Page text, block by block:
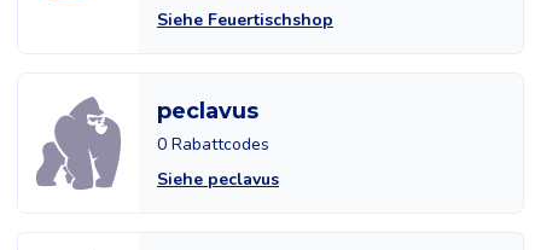
Siehe Feuertischshop
peclavus
0 Rabattcodes
Siehe peclavus